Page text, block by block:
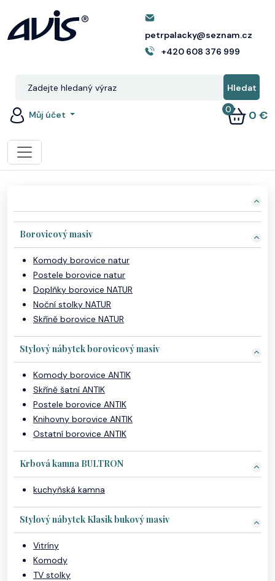
petrpalacky@seznam.cz
+420 608 376 999
Můj účet 0 €
0
Borovicový masiv
Komody borovice natur
Postele borovice natur
Doplňky borovice NATUR
Noční stolky NATUR
Skříně borovice NATUR
Stylový nábytek borovicový masiv
Komody borovice ANTIK
Skříně šatní ANTIK
Postele borovice ANTIK
Knihovny borovice ANTIK
Ostatní borovice ANTIK
Krbová kamna BULTRON
kuchyňská kamna
Stylový nábytek Klasik bukový masiv
Vitríny
Komody
TV stolky